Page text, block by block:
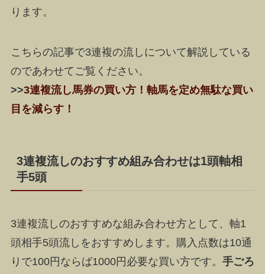
ります。
こちらの記事で3連複の流しについて解説している
のであわせてご覧ください。
>>3連複流し馬券の買い方！軸馬を定め無駄な買い
目を減らす！
3連複流しのおすすめ組み合わせは1頭軸相
手5頭
3連複流しのおすすめな組み合わせ方として、 軸1
頭相手5頭流しをおすすめします。購入点数は10通
りで100円ならば1000円必要な買い方です。 手ごろ